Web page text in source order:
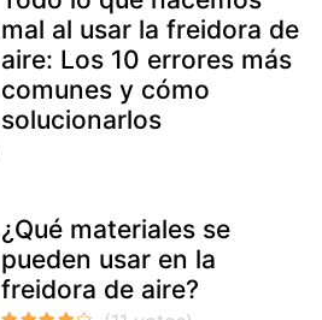
mal al usar la freidora de
aire: Los 10 errores más
comunes y cómo
solucionarlos
¿Qué materiales se
pueden usar en la
freidora de aire?